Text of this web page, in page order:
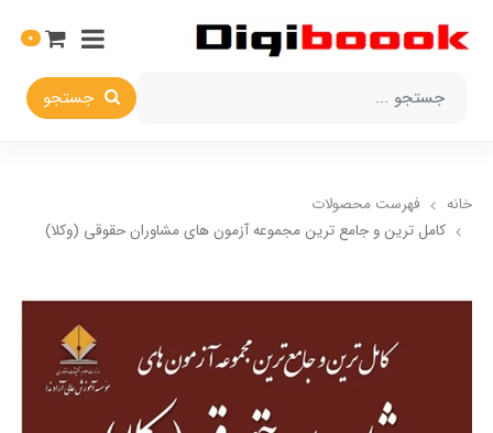
جستجو
0
خانه
فهرست محصولات
کامل ترین و جامع ترین مجموعه آزمون های مشاوران حقوقی (وکلا)